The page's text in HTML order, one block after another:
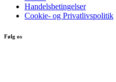
Handelsbetingelser
Cookie- og Privatlivspolitik
Følg os